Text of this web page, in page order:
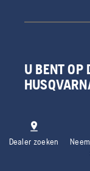
U BENT OP
Dealer zoeken